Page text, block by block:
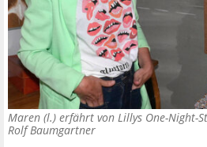
Maren (l.) erfährt von Lillys One-Night-
Rolf Baumgartner